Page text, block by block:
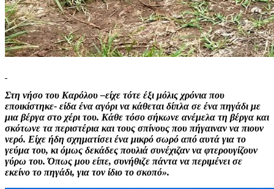
Στη νήσο του Καρόλου –είχε τότε έξι μόλις χρόνια που
εποικίστηκε- είδα ένα αγόρι να κάθεται δίπλα σε ένα πηγάδι με
μια βέργα στο χέρι του. Κάθε τόσο σήκωνε ανέμελα τη βέργα και
σκότωνε τα περιστέρια και τους σπίνους που πήγαιναν να πιουν
νερό. Είχε ήδη σχηματίσει ένα μικρό σωρό από αυτά για το
γεύμα του, κι όμως δεκάδες πουλιά συνέχιζαν να φτερουγίζουν
γύρω του. Όπως μου είπε, συνήθιζε πάντα να περιμένει σε
εκείνο το πηγάδι, για τον ίδιο το σκοπό».